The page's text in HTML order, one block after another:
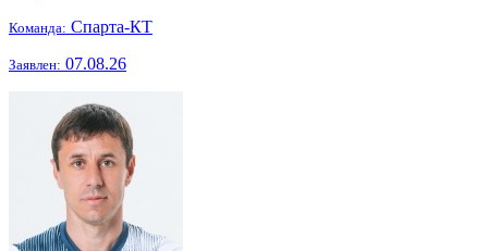
Команда: Спарта-КТ
Заявлен: 07.08.26